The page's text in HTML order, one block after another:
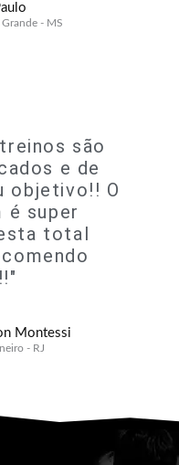
- MS
são
e de
objetivo!! O
é super
total
Montessi
- RJ